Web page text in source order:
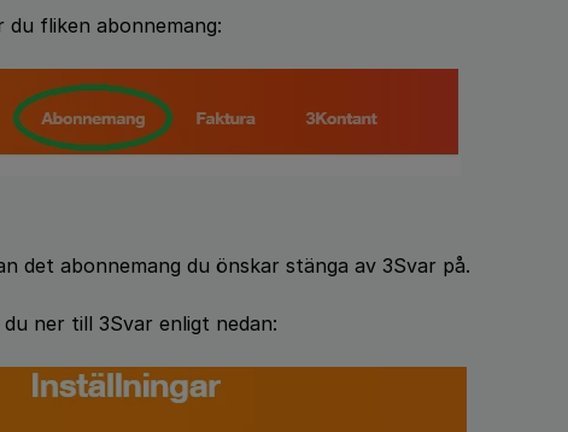
du fliken abonnemang:
det abonnemang du önskar stänga av 3Svar på.
ner till 3Svar enligt nedan: